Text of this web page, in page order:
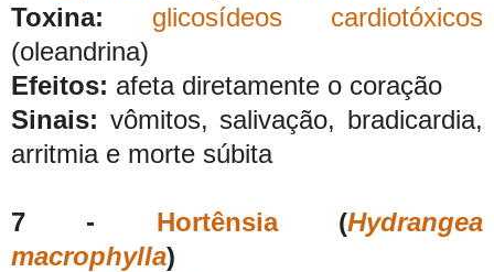
Toxina:
glicosídeos cardiotóxicos
(oleandrina)
Efeitos: afeta diretamente o coração
Sinais: vômitos, salivação, bradicardia,
arritmia e morte súbita
7 - Hortênsia(Hydrangea
macrophylla)